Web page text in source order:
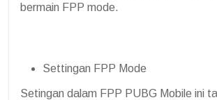
bermain FPP mode.
Settingan FPP Mode
Setingan dalam FPP PUBG Mobile ini